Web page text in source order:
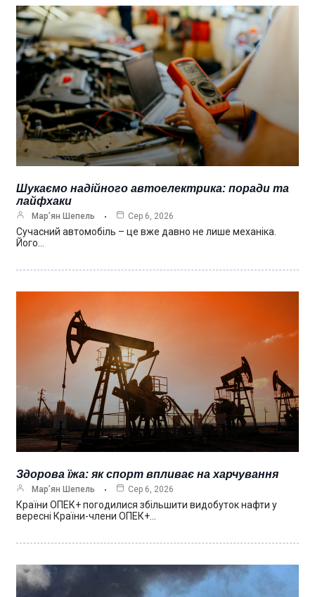
Шукаємо надійного автоелектрика: поради та
лайфхаки
Мар’ян Шепель Сер 6, 2026
Сучасний автомобіль – це вже давно не лише механіка.
Його…
Здорова їжа: як спорт впливає на харчування
Мар’ян Шепель Сер 6, 2026
Країни ОПЕК+ погодилися збільшити видобуток нафти у
вересні Країни-члени ОПЕК+…